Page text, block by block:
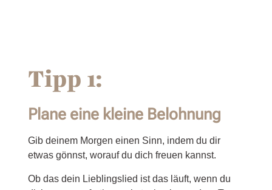
Tipp 1:
Plane eine kleine Belohnung
Gib deinem Morgen einen Sinn, indem du dir
etwas gönnst, worauf du dich freuen kannst.
Ob das dein Lieblingslied ist das läuft, wenn du